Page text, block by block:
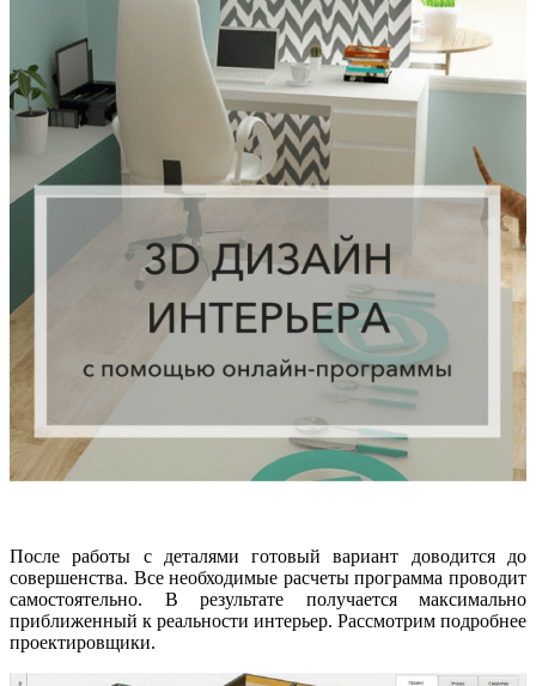
После работы с деталями готовый вариант доводится до
совершенства. Все необходимые расчеты программа проводит
самостоятельно. В результате получается максимально
приближенный к реальности интерьер. Рассмотрим подробнее
проектировщики.